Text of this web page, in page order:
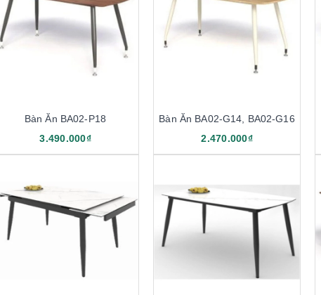
Bàn Ăn BA02-P18
3.490.000₫
Bàn Ăn BA02-G14, BA02-G16
2.470.000₫